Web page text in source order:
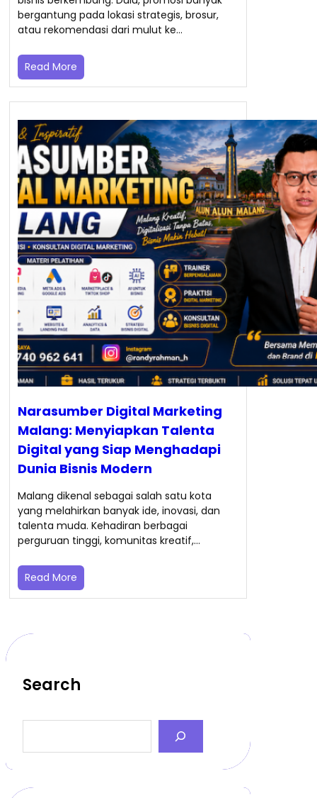
bergantung pada lokasi strategis, brosur,
atau rekomendasi dari mulut ke…
Read More
Narasumber Digital Marketing
Malang: Menyiapkan Talenta
Digital yang Siap Menghadapi
Dunia Bisnis Modern
Malang dikenal sebagai salah satu kota
yang melahirkan banyak ide, inovasi, dan
talenta muda. Kehadiran berbagai
perguruan tinggi, komunitas kreatif,…
Read More
Search
a
c